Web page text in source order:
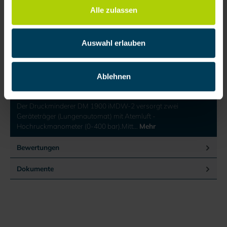
Alle zulassen
Auswahl erlauben
Ablehnen
Produktinformationen
Der Druckminderer DM 1900 iMDW-2 versorgt zwei
Geräteträger (Lungenautomat) mit Atemluft -
Hochruckmanometer (0-400 bar).Mitt… Mehr
Bewertungen
Dokumente